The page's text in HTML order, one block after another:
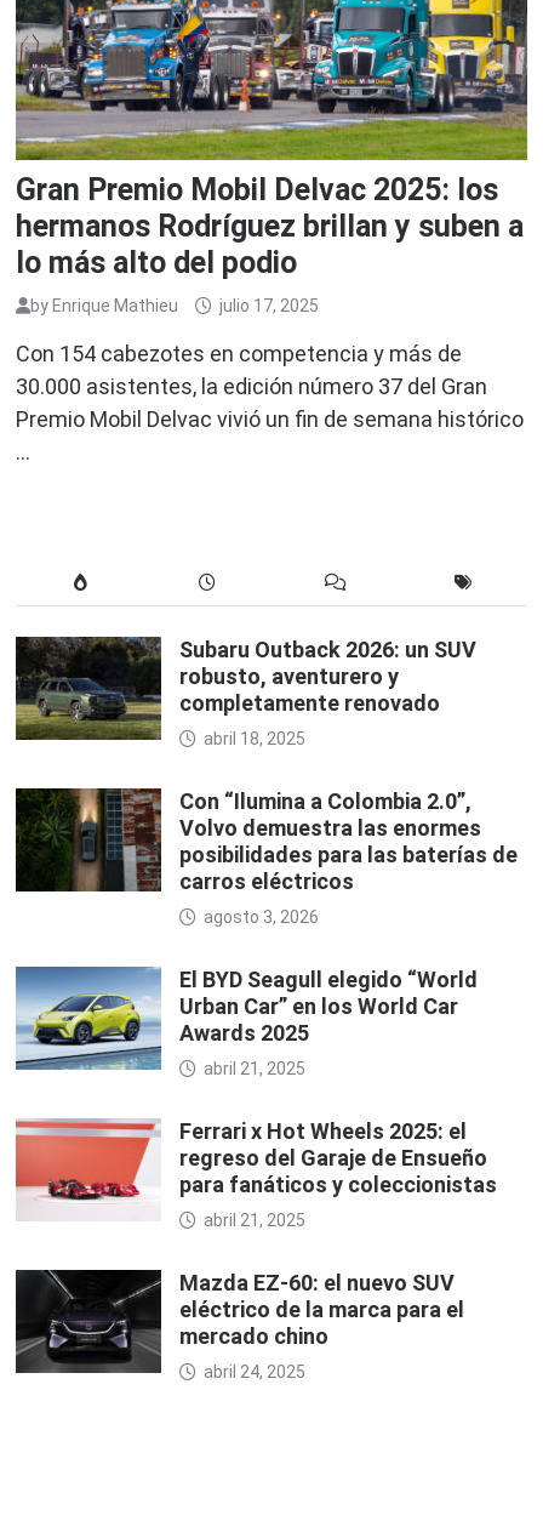
Gran Premio Mobil Delvac 2025: los
hermanos Rodríguez brillan y suben a
lo más alto del podio
by Enrique Mathieu julio 17, 2025
Con 154 cabezotes en competencia y más de
30.000 asistentes, la edición número 37 del Gran
Premio Mobil Delvac vivió un fin de semana histórico
…
Subaru Outback 2026: un SUV
robusto, aventurero y
completamente renovado
abril 18, 2025
Con “Ilumina a Colombia 2.0”,
Volvo demuestra las enormes
posibilidades para las baterías de
carros eléctricos
agosto 3, 2026
El BYD Seagull elegido “World
Urban Car” en los World Car
Awards 2025
abril 21, 2025
Ferrari x Hot Wheels 2025: el
regreso del Garaje de Ensueño
para fanáticos y coleccionistas
abril 21, 2025
Mazda EZ-60: el nuevo SUV
eléctrico de la marca para el
mercado chino
abril 24, 2025